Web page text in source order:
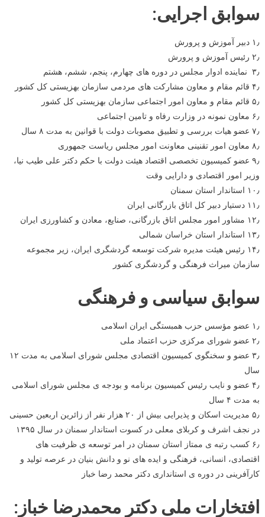
سوابق اجرایی:
۱٫ دبیر آموزش و پرورش
۲٫ رئیس آموزش و پرورش
۳٫ نماینده ادوار مجلس در دوره های چهارم، پنجم، ششم، هشتم
۴٫ قائم مقام و معاون مشارکت های مردمی سازمان بهزیستی کل کشور
۵٫ قائم مقام و معاون امور اجتماعی سازمان بهزیستی کل کشور
۶٫ معاون نمونه در وزارت رفاه و تامین اجتماعی
۷٫ عضو هیات بررسی و تطبیق مصوبات دولت با قوانین به مدت ۸ سال
۸٫ معاون امور تقنینی معاونت امور مجلس ریاست جمهوری
۹٫ عضو کمیسیون تخصصی اقتصاد هیئت دولت با حکم دکتر علی طیب نیا،
وزیر امور اقتصادی و دارایی وقت
۱۰٫ استاندار استان سمنان
۱۱٫ دستیار دبیر کل اتاق بازرگانی ایران
۱۲٫ مشاور امور مجلس اتاق بازرگانی، صنایع، معادن و کشاورزی ایران
۱۳٫ استاندار استان خراسان شمالی
۱۴٫ رئیس هیئت مدیره شرکت توسعه گردشگری ایران، زیر مجموعه
سازمان میراث فرهنگی و گردشگری کشور
سوابق سیاسی و فرهنگی
۱٫ عضو مؤسس حزب همبستگی ایران اسلامی
۲٫ عضو شورای مرکزی حزب اعتماد ملی
۳٫ عضو و سخنگوی کمیسیون اقتصادی مجلس شورای اسلامی به مدت ۱۲
سال
۴٫ عضو و نایب رئیس کمیسیون برنامه و بودجه ی مجلس شورای اسلامی
به مدت ۴ سال
۵٫ مدیریت اسکان و پذیرایی بیش از ۲۰ هزار نفر از زائرین اربعین حسینی
در نجف اشرف و کربلای معلی در کسوت استاندار سمنان در سال ۱۳۹۵
۶٫ کسب رتبه ی ممتاز استان سمنان در امر توسعه ی ظرفیت های
اقتصادی، انسانی، فرهنگی و ایده های نو و دانش بنیان در عرصه تولید و
کارآفرینی در دوره ی استانداری دکتر محمد رضا خباز
افتخارات ملی دکتر محمدرضا خباز: